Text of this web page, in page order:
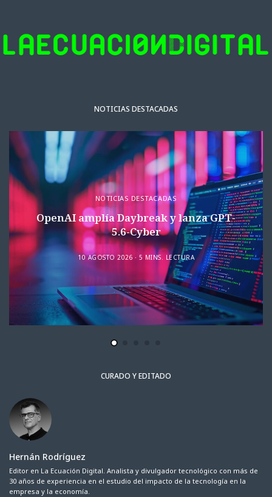
NOTICIAS DESTACADAS
NOTICIAS DESTACADAS
OpenAI amplía Daybreak y lanza GPT-
5.6-Cyber
10 AGOSTO 2026 5 MINS. LECTURA
CURADO Y EDITADO
Hernán Rodríguez
Editor en La Ecuación Digital. Analista y divulgador tecnológico con más de
30 años de experiencia en el estudio del impacto de la tecnología en la
empresa y la economía.